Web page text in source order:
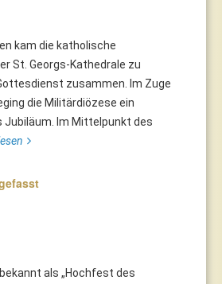
kam die katholische
St. Georgs-Kathedrale zu
zusammen. Im Zuge
die Militärdiözese ein
Im Mittelpunkt des
als „Hochfest des